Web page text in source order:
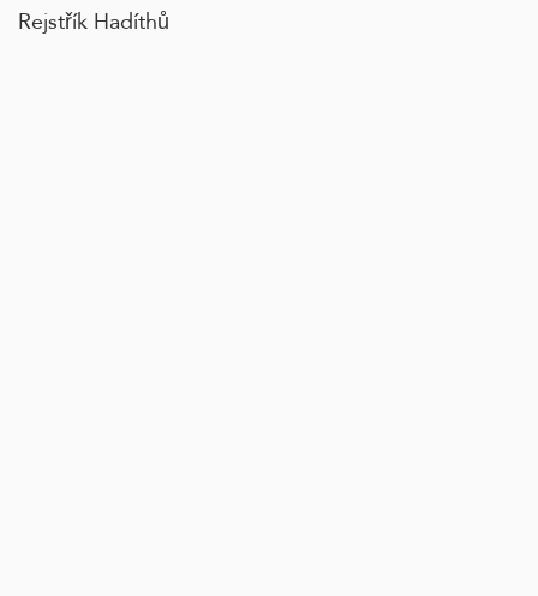
Rejstřík Hadíthů